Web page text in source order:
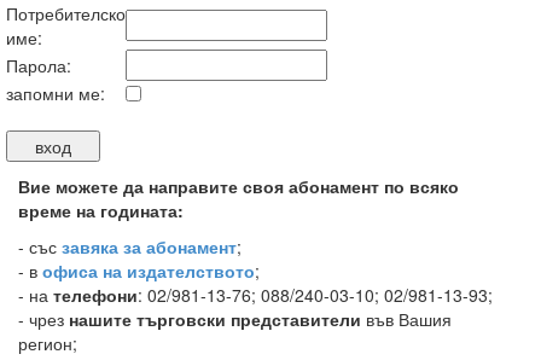
Потребителско
име:
Парола:
запомни ме:
Вие можете да направите своя абонамент по всяко
време на годината:
- със завяка за абонамент;
- в офиса на издателството;
- на телефони: 02/981-13-76; 088/240-03-10; 02/981-13-93;
- чрез нашите търговски представители във Вашия
регион;